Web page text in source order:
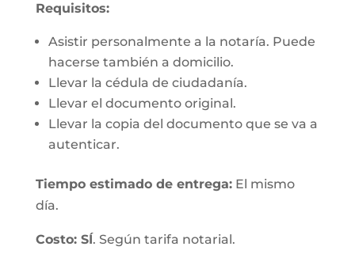
Requisitos:
Asistir personalmente a la notaría. Puede
hacerse también a domicilio.
Llevar la cédula de ciudadanía.
Llevar el documento original.
Llevar la copia del documento que se va a
autenticar.
Tiempo estimado de entrega:El mismo
día.
Costo: SÍ. Según tarifa notarial.